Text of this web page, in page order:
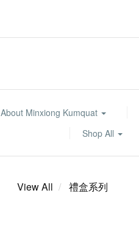
About Minxiong Kumquat
Shop All
View All 禮盒系列